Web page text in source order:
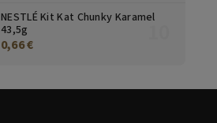
NESTLÉ Kit Kat Chunky Karamel
43,5g
0,66 €